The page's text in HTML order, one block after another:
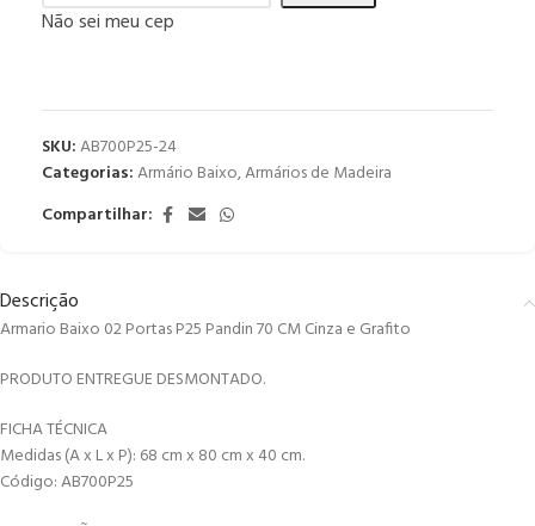
Não sei meu cep
SKU:AB700P25-24
Categorias:Armário Baixo,Armários de Madeira
Compartilhar:
Descrição
Armario Baixo 02 Portas P25 Pandin 70 CM Cinza e Grafito
PRODUTO ENTREGUE DESMONTADO.
FICHA TÉCNICA
Medidas (A x L x P): 68 cm x 80 cm x 40 cm.
Código: AB700P25